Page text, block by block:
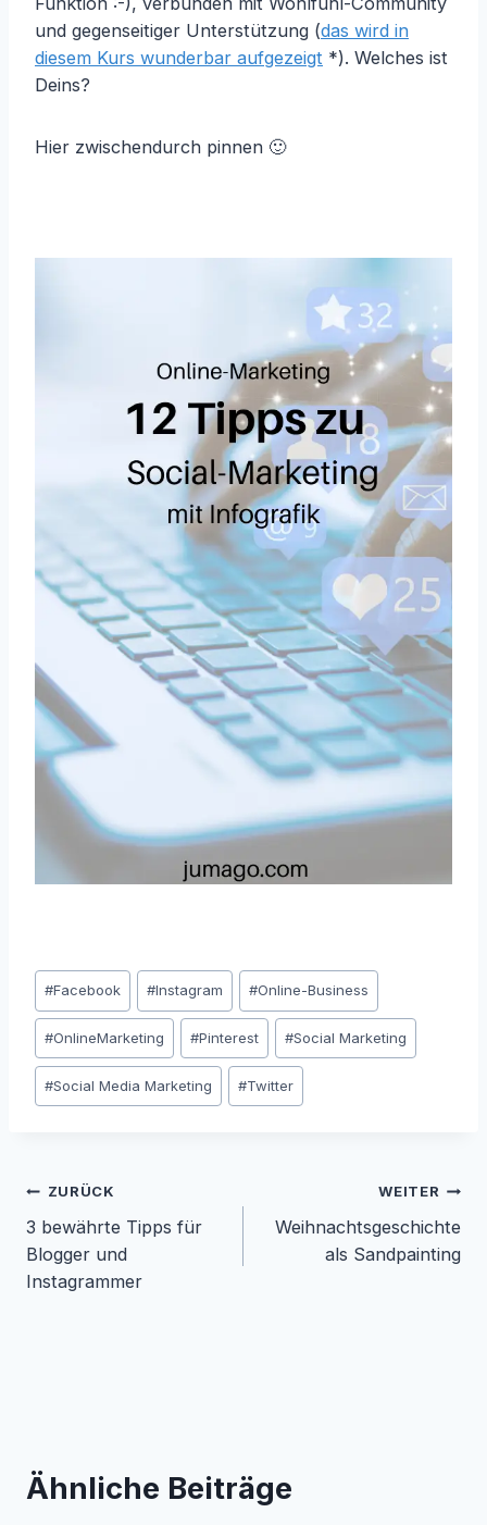
und gegenseitiger Unterstützung (das wird in
diesem Kurs wunderbar aufgezeigt *). Welches ist
Deins?
Hier zwischendurch pinnen 🙂
Schlagworte:
#Facebook #Instagram #Online-Business
#OnlineMarketing #Pinterest #Social Marketing
#Social Media Marketing #Twitter
Beitragsnavigation
ZURÜCK
3 bewährte Tipps für
Blogger und
Instagrammer
WEITER
Weihnachtsgeschichte
als Sandpainting
Ähnliche Beiträge